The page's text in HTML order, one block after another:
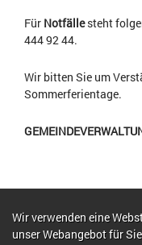
Für Notfällesteht
444 92 44.
Wir bitten Sie um
Sommerferientage.
Webstatistik
Wir verwenden eine
unser Webangebot für